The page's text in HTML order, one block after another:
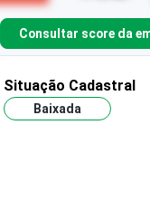
Consultar score da
Situação Cadastral
Baixada